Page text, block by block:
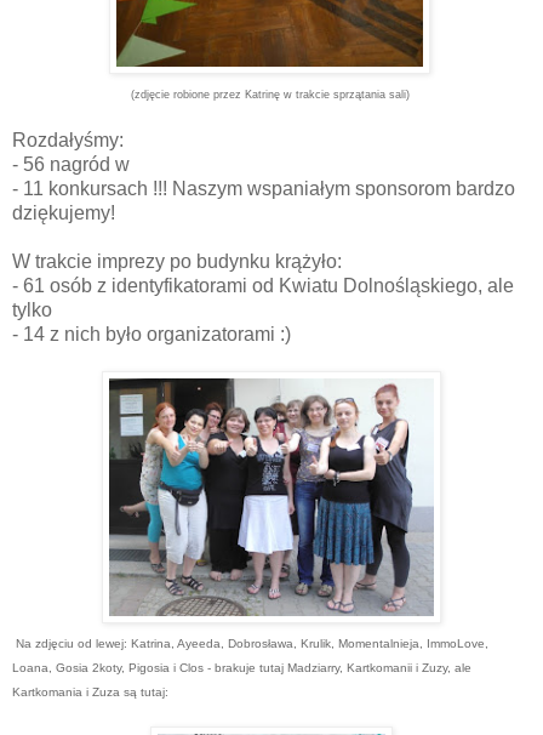
(zdjęcie robione przez Katrinę w trakcie sprzątania sali)
Rozdałyśmy:
- 56 nagród w
- 11 konkursach !!! Naszym wspaniałym sponsorom bardzo
dziękujemy!
W trakcie imprezy po budynku krążyło:
- 61 osób z identyfikatorami od Kwiatu Dolnośląskiego, ale
tylko
- 14 z nich było organizatorami :)
Na zdjęciu od lewej: Katrina, Ayeeda, Dobrosława, Krulik, Momentalnieja, ImmoLove,
Loana, Gosia 2koty, Pigosia i Clos - brakuje tutaj Madziarry, Kartkomanii i Zuzy, ale
Kartkomania i Zuza są tutaj: